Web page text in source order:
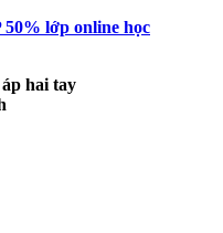
50% lớp online học
hai tay